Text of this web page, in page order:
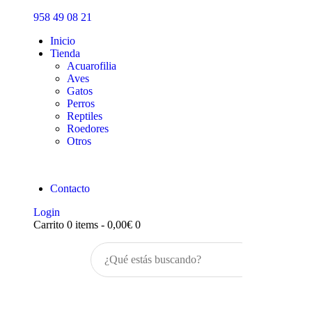
958 49 08 21
Inicio
Tienda
Acuarofilia
Aves
Gatos
Perros
Reptiles
Roedores
Otros
Contacto
Login
Carrito 0 items - 0,00€ 0
Inicio